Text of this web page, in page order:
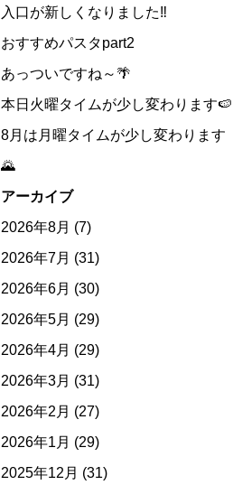
入口が新しくなりました‼
おすすめパスタpart2
あっついですね～🌴
本日火曜タイムが少し変わります🍉
8月は月曜タイムが少し変わります
🌄
アーカイブ
2026年8月 (7)
2026年7月 (31)
2026年6月 (30)
2026年5月 (29)
2026年4月 (29)
2026年3月 (31)
2026年2月 (27)
2026年1月 (29)
2025年12月 (31)